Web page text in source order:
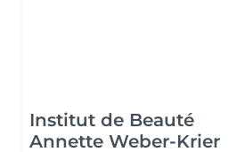
Institut de Beauté
Annette Weber-Krier